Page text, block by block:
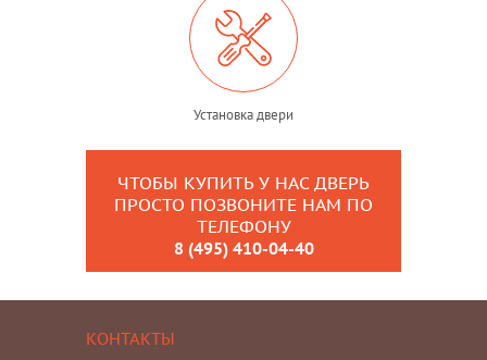
Установка двери
ЧТОБЫ КУПИТЬ У НАС ДВЕРЬ
ПРОСТО ПОЗВОНИТЕ НАМ ПО
ТЕЛЕФОНУ
8 (495) 410-04-40
КОНТАКТЫ